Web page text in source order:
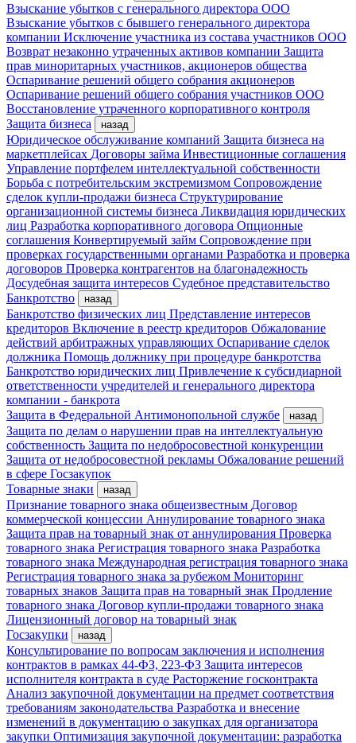
Взыскание убытков с генерального директора ООО
Взыскание убытков с бывшего генерального директора
компании Исключение участника из состава участников ООО
Возврат незаконно утраченных активов компании Защита
прав миноритарных участников, акционеров общества
Оспаривание решений общего собрания акционеров
Оспаривание решений общего собрания участников ООО
Восстановление утраченного корпоративного контроля
Защита бизнеса
назад
Юридическое обслуживание компаний Защита бизнеса на
маркетплейсах Договоры займа Инвестиционные соглашения
Управление портфелем интеллектуальной собственности
Борьба с потребительским экстремизмом Сопровождение
сделок купли-продажи бизнеса Структурирование
организационной системы бизнеса Ликвидация юридических
лиц Разработка корпоративного договора Опционные
соглашения Конвертируемый займ Сопровождение при
проверках государственными органами Разработка и проверка
договоров Проверка контрагентов на благонадежность
Досудебная защита интересов Судебное представительство
Банкротство
назад
Банкротство физических лиц Представление интересов
кредиторов Включение в реестр кредиторов Обжалование
действий арбитражных управляющих Оспаривание сделок
должника Помощь должнику при процедуре банкротства
Банкротство юридических лиц Привлечение к субсидиарной
ответственности учредителей и генерального директора
компании - банкрота
Защита в Федеральной Антимонопольной службе
назад
Защита по делам о нарушении прав на интеллектуальную
собственность Защита по недобросовестной конкуренции
Защита от недобросовестной рекламы Обжалование решений
в сфере Госзакупок
Товарные знаки
назад
Признание товарного знака общеизвестным Договор
коммерческой концессии Аннулирование товарного знака
Защита прав на товарный знак от аннулирования Проверка
товарного знака Регистрация товарного знака Разработка
товарного знака Международная регистрация товарного знака
Регистрация товарного знака за рубежом Мониторинг
товарных знаков Защита прав на товарный знак Продление
товарного знака Договор купли-продажи товарного знака
Лицензионный договор на товарный знак
Госзакупки
назад
Консультирование по вопросам заключения и исполнения
контрактов в рамках 44-ФЗ, 223-ФЗ Защита интересов
исполнителя контракта в суде Расторжение госконтракта
Анализ закупочной документации на предмет соответствия
требованиям законодательства Разработка и внесение
изменений в документацию о закупках для организатора
закупки Оптимизация закупочной документации: разработка